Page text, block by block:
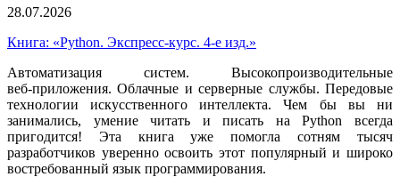
28.07.2026
Книга: «Python. Экспресс‑курс. 4-е изд.»
Автоматизация систем. Высокопроизводительные
веб‑приложения. Облачные и серверные службы. Передовые
технологии искусственного интеллекта. Чем бы вы ни
занимались, умение читать и писать на Python всегда
пригодится! Эта книга уже помогла сотням тысяч
разработчиков уверенно освоить этот популярный и широко
востребованный язык программирования.